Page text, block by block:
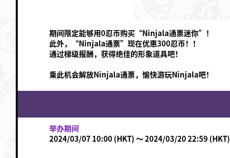
期间限定能够用0忍币购买“Ninjala通票迷你”！
此外，“Ninjala通票”现在优惠300忍币！！
通过梯级报酬，获得绝佳的形象道具吧！
乘此机会解放Ninjala通票，愉快游玩Ninjala吧！
举办期间
2024/03/07 10:00 (HKT) ～ 2024/03/20 22:59 (HKT)